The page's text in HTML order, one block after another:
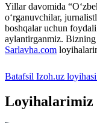
Yillar davomida
o‘rganuvchilar,
boshqalar uchun
aylantirganmiz. Bizning
Sarlavha.com
Batafsil Izoh.uz
Loyihalarimiz